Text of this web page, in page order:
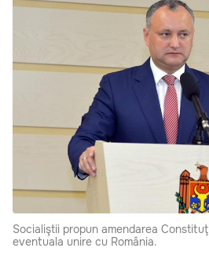
Socialiştii propun amendarea
eventuala unire cu România.